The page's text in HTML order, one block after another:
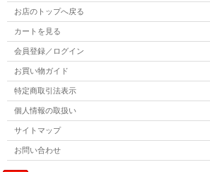
お店のトップへ戻る
カートを見る
会員登録／ログイン
お買い物ガイド
特定商取引法表示
個人情報の取扱い
サイトマップ
お問い合わせ